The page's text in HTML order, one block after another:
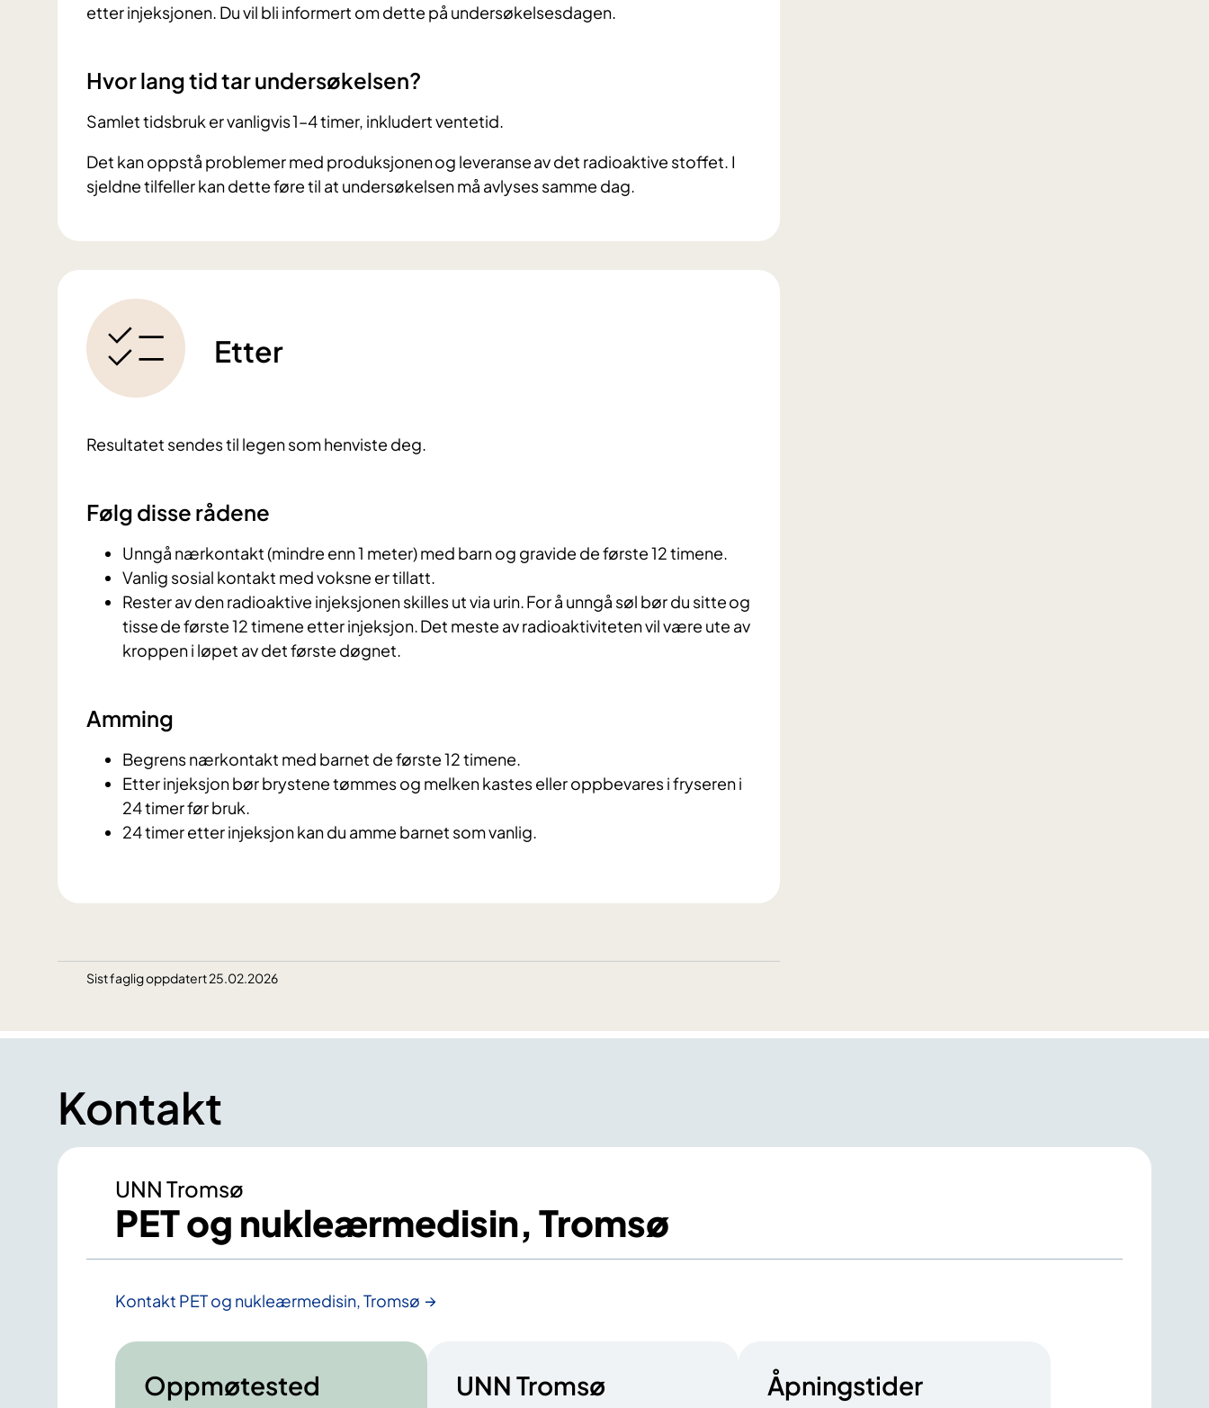
etter injeksjonen. Du vil bli informert om dette på undersøkelsesdagen.
Hvor lang tid tar undersøkelsen?
Samlet tidsbruk er vanligvis 1–4 timer, inkludert ventetid.
Det kan oppstå problemer med produksjonen og leveranse av det radioaktive stoffet. I
sjeldne tilfeller kan dette føre til at undersøkelsen må avlyses samme dag.
Etter
Resultatet sendes til legen som henviste deg.
Følg disse rådene
Unngå nærkontakt (mindre enn 1 meter) med barn og gravide de første 12 timene.
Vanlig sosial kontakt med voksne er tillatt.
Rester av den radioaktive injeksjonen skilles ut via urin. For å unngå søl bør du sitte og
tisse de første 12 timene etter injeksjon. Det meste av radioaktiviteten vil være ute av
kroppen i løpet av det første døgnet.
Amming
Begrens nærkontakt med barnet de første 12 timene.
Etter injeksjon bør brystene tømmes og melken kastes eller oppbevares i fryseren i
24 timer før bruk.
24 timer etter injeksjon kan du amme barnet som vanlig.
Sist faglig oppdatert 25.02.2026
Kontakt
UNN Tromsø
PET og nukleærmedisin, Tromsø
Kontakt PET og nukleærmedisin, Tromsø
Oppmøtested UNN Tromsø Åpningstider